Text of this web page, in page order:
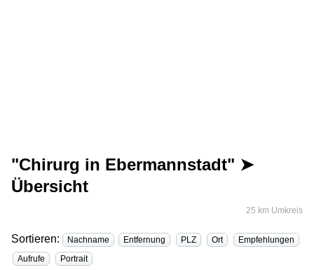
"Chirurg in Ebermannstadt" ➤
Übersicht
25 km Umkreis
Sortieren: Nachname Entfernung PLZ Ort
Empfehlungen
Aufrufe
Portrait